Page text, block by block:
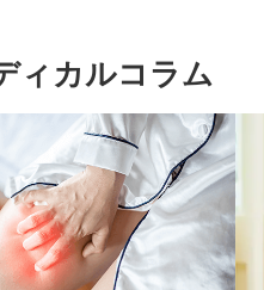
ィカルコラム